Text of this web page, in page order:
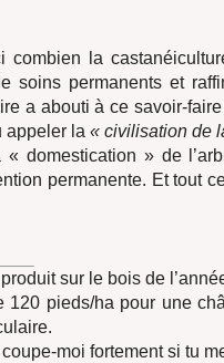
combien la
soins permanents et
a abouti à ce savoir-
appeler la « civilisation de
« domestication » de
permanente. Et tout
sur le bois de
120 pieds/ha pour une
moi fortement si tu